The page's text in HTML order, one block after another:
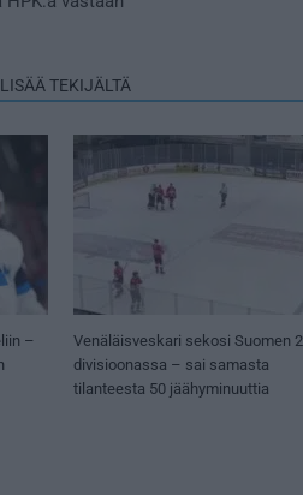
LISÄÄ TEKIJÄLTÄ
–
Venäläisveskari sekosi Suomen 2.
divisioonassa – sai samasta
tilanteesta 50 jäähyminuuttia